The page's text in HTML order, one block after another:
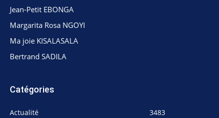
Jean-Petit EBONGA
Margarita Rosa NGOYI
Ma joie KISALASALA
Bertrand SADILA
Catégories
Actualité
3483